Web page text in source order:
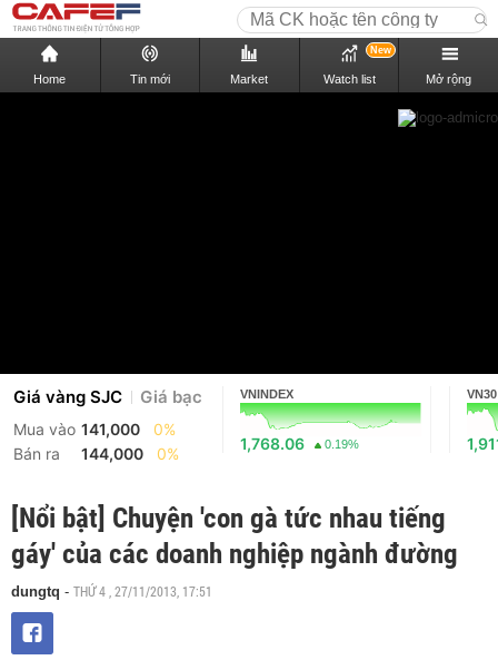
Home Tin mới Market Watch list
New
Mở rộng
Giá vàng SJC Giá bạc
Mua vào 141,000
0%
Bán ra
144,000 0%
VNINDEX
1,768.06 0.19%
VN30
[Nổi bật] Chuyện 'con gà tức nhau tiếng
gáy' của các doanh nghiệp ngành đường
dungtq - THỨ 4 , 27/11/2013, 17:51